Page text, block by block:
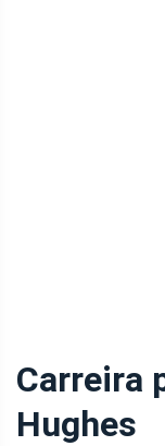
Carreira
Hughes